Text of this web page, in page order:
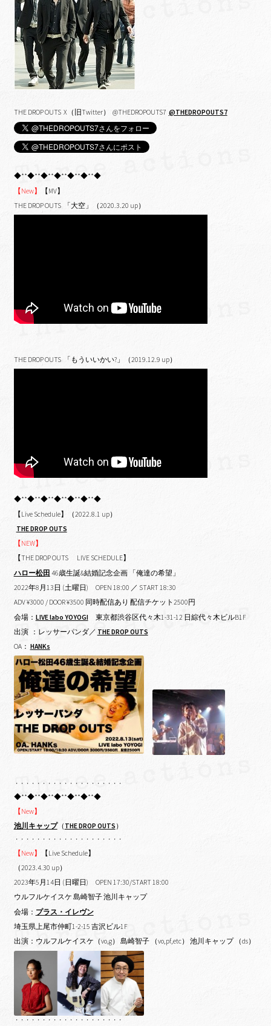
THE DROP OUTS X（旧Twitter） @THEDROPOUTS7 @THEDROPOUTS7
◆**◆**◆**◆**◆**◆**◆
【New】
【MV】
THE DROP OUTS 「大空」（2020.3.20 up）
THE DROP OUTS 「もういいかい?」（2019.12.9 up）
◆**◆**◆**◆**◆**◆**◆
【Live Schedule】（2022.8.1 up）
THE DROP OUTS
【NEW】
【THE DROP OUTS LIVE SCHEDULE】
ハロー松田 46歳生誕&結婚記念企画 「俺達の希望」
2022年8月13日 (土曜日) OPEN 18:00 ／ START 18:30
ADV ¥3000 / DOOR ¥3500 同時配信あり 配信チケット2500円
会場： LIVE labo YOYOGI東京都渋谷区代々木1-31-12 日綜代々木ビルB1F
出演 ：レッサーパンダ／ THE DROP OUTS
OA： HANKs
・・・・・・・・・・・・・・・・・・・・
◆**◆**◆**◆**◆**◆**◆
【New】
池川キャップ（ THE DROP OUTS ）
・・・・・・・・・・・・・・・・・・・・
【New】
【Live Schedule】
（2023.4.30 up）
2023年5月14日 (日曜日) OPEN 17:30/START 18:00
ウルフルケイスケ 島崎智子 池川キャップ
会場： プラス・イレヴン
埼玉県上尾市仲町1-2-15 吉沢ビル1F
出演：ウルフルケイスケ（vo,g） 島崎智子 （vo,pf,etc） 池川キャップ （ds）
・・・・・・・・・・・・・・・・・・・・